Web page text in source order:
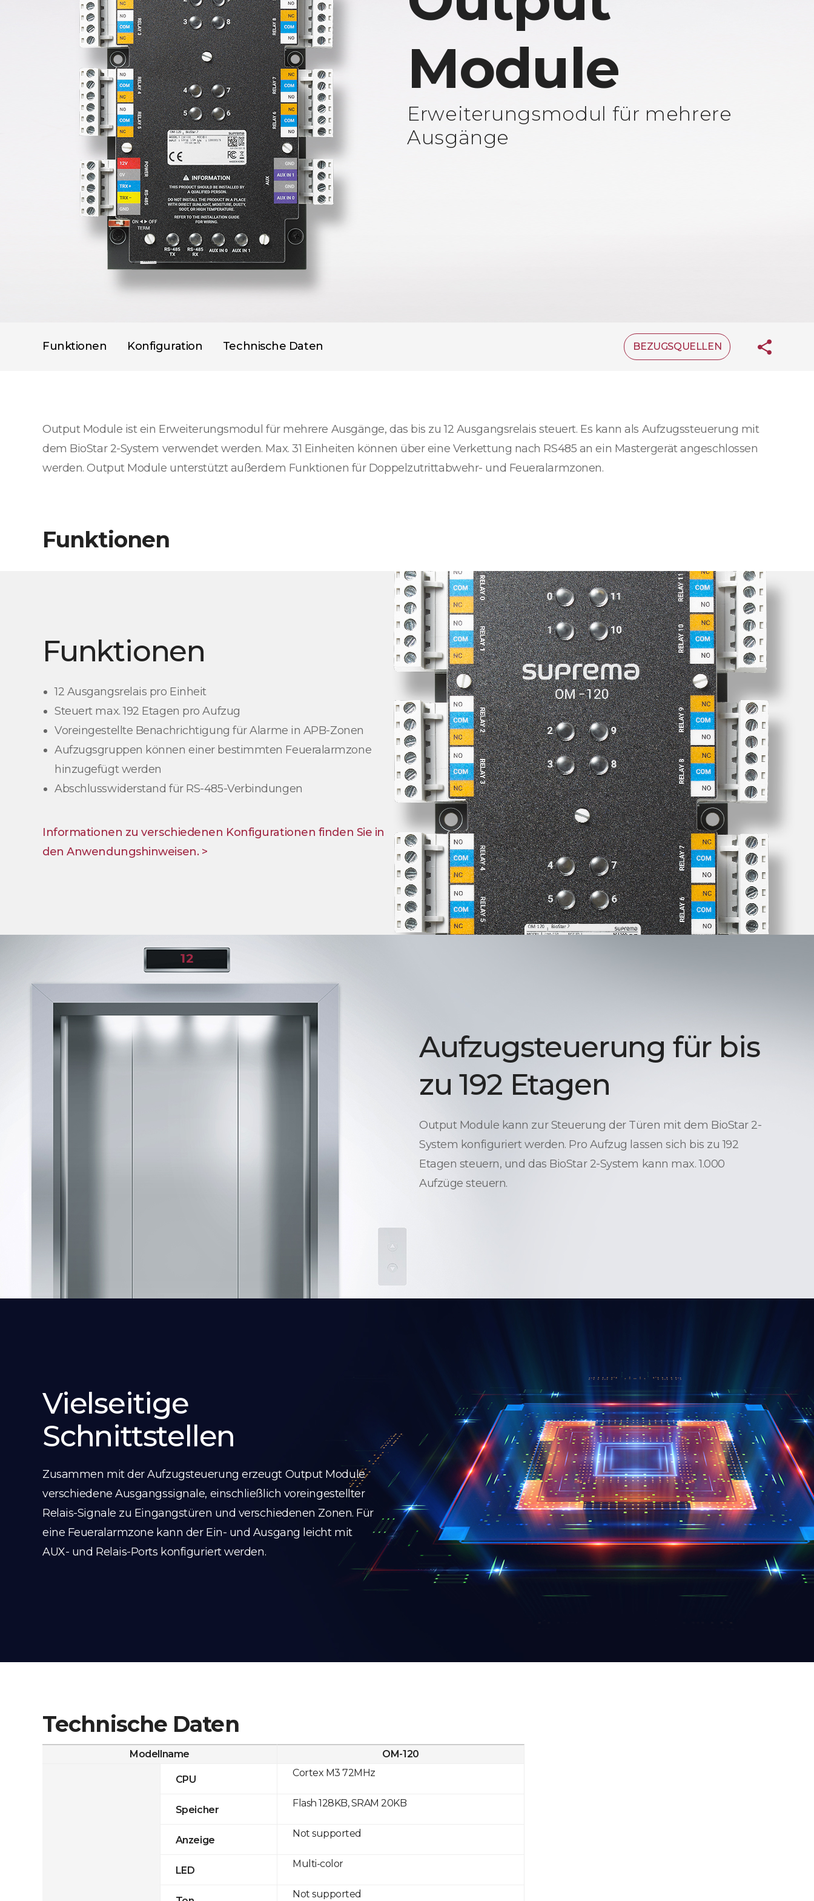
Module
Erweiterungsmodul für mehrere
Ausgänge
Funktionen Konfiguration Technische Daten BEZUGSQUELLEN
Output Module ist ein Erweiterungsmodul für mehrere Ausgänge, das bis zu 12 Ausgangsrelais steuert. Es kann als Aufzugssteuerung mit
dem BioStar 2-System verwendet werden. Max. 31 Einheiten können über eine Verkettung nach RS485 an ein Mastergerät angeschlossen
werden. Output Module unterstützt außerdem Funktionen für Doppelzutrittabwehr- und Feueralarmzonen.
Funktionen
Funktionen
12 Ausgangsrelais pro Einheit
Steuert max. 192 Etagen pro Aufzug
Voreingestellte Benachrichtigung für Alarme in APB-Zonen
Aufzugsgruppen können einer bestimmten Feueralarmzone
hinzugefügt werden
Abschlusswiderstand für RS-485-Verbindungen
Informationen zu verschiedenen Konfigurationen finden Sie in
den Anwendungshinweisen. >
Aufzugsteuerung für bis
zu 192 Etagen
Output Module kann zur Steuerung der Türen mit dem BioStar 2-
System konfiguriert werden. Pro Aufzug lassen sich bis zu 192
Etagen steuern, und das BioStar 2-System kann max. 1.000
Aufzüge steuern.
Vielseitige
Schnittstellen
Zusammen mit der Aufzugsteuerung erzeugt Output Module
verschiedene Ausgangssignale, einschließlich voreingestellter
Relais-Signale zu Eingangstüren und verschiedenen Zonen. Für
eine Feueralarmzone kann der Ein- und Ausgang leicht mit
AUX- und Relais-Ports konfiguriert werden.
Technische Daten
Modellname
CPU
Speicher
Anzeige
LED
OM-120
Cortex M3 72MHz
Flash 128KB, SRAM 20KB
Not supported
Multi-color
Not supported